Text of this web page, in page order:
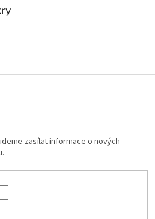
zasílat informace o nových